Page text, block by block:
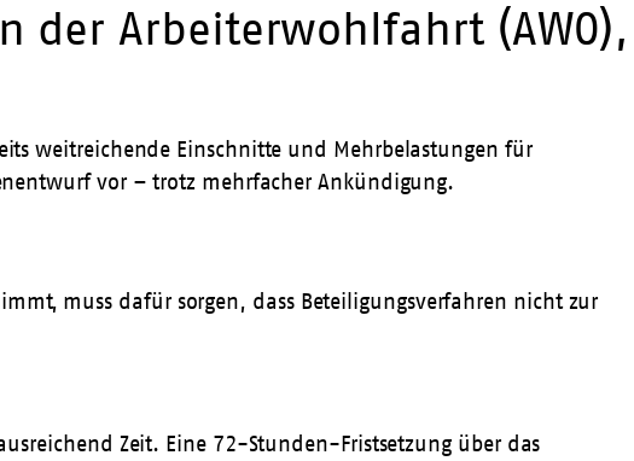
der Arbeiterwohlfahrt (AWO),
weitreichende Einschnitte und Mehrbelastungen für
vor – trotz mehrfacher Ankündigung.
muss dafür sorgen, dass Beteiligungsverfahren nicht zur
Zeit. Eine 72-Stunden-Fristsetzung über das